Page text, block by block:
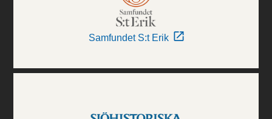
Samfundet S:t Erik